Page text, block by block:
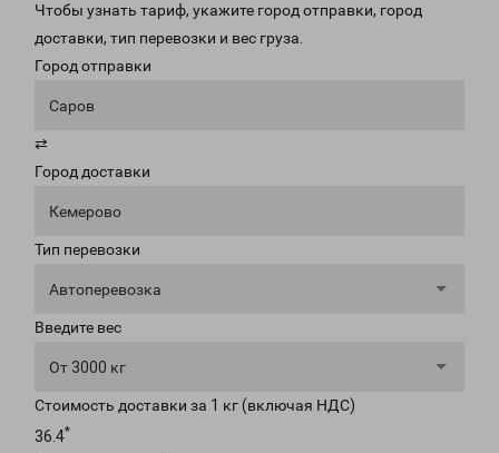
Чтобы узнать тариф, укажите город отправки, город
доставки, тип перевозки и вес груза.
Город отправки
Саров
⇄
Город доставки
Кемерово
Тип перевозки
Автоперевозка
Введите вес
От 3000 кг
Стоимость доставки за 1 кг (включая НДС)
36.4*